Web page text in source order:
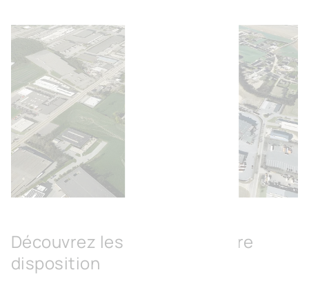
Découvrez les espaces à votre
disposition